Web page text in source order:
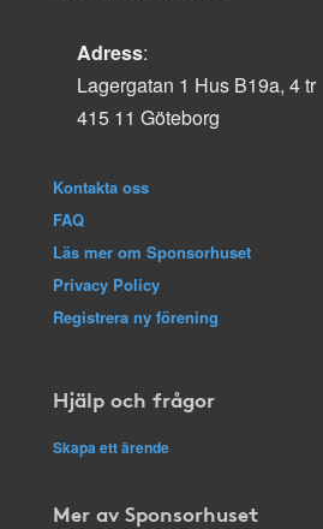
Adress:
Lagergatan 1 Hus B19a, 4 tr
415 11 Göteborg
Kontakta oss
FAQ
Läs mer om Sponsorhuset
Privacy Policy
Registrera ny förening
Hjälp och frågor
Skapa ett ärende
Mer av Sponsorhuset